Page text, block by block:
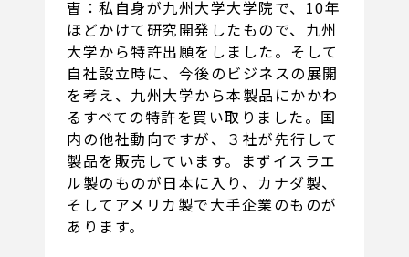
曺：私自身が九州大学大学院で、10年
ほどかけて研究開発したもので、九州
大学から特許出願をしました。そして
自社設立時に、今後のビジネスの展開
を考え、九州大学から本製品にかかわ
るすべての特許を買い取りました。国
内の他社動向ですが、３社が先行して
製品を販売しています。まずイスラエ
ル製のものが日本に入り、カナダ製、
そしてアメリカ製で大手企業のものが
あります。